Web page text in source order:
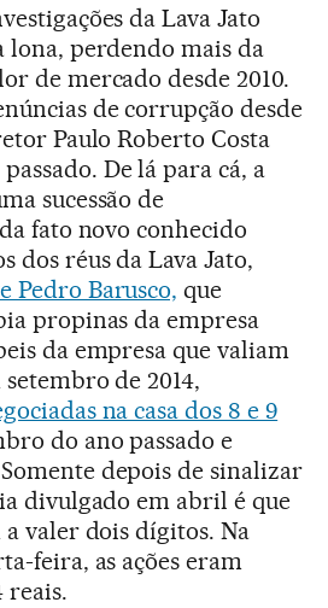
da Lava Jato
lona, perdendo mais da
de mercado desde 2010.
de corrupção desde
Paulo Roberto Costa
De lá para cá, a
sucessão de
fato novo conhecido
dos réus da Lava Jato,
Pedro Barusco, que
propinas da empresa
da empresa que valiam
de 2014,
na casa dos 8 e 9
do ano passado e
depois de sinalizar
divulgado em abril é que
a valer dois dígitos. Na
feira, as ações eram
reais.